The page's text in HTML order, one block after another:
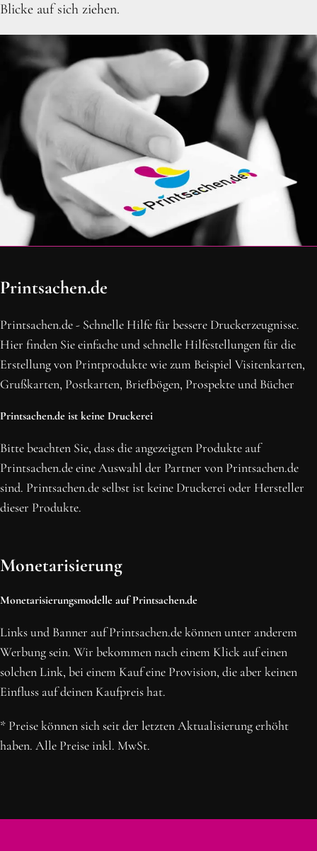
Blicke auf sich ziehen.
OH SCHON AM ENDE ANGEKOMMEN
BLEIBE MIT UNS IN VERBINDUNG!
Erhalte die neusten Beiträge, sichere dir Top-Angebote und
abonniere unseren Newsletter.
NEWSLETTER ABONNIEREN
Printsachen.de
Printsachen.de - Schnelle Hilfe für bessere Druckerzeugnisse.
Hier finden Sie einfache und schnelle Hilfestellungen für die
Erstellung von Printprodukte wie zum Beispiel Visitenkarten,
Grußkarten, Postkarten, Briefbögen, Prospekte und Bücher
Printsachen.de ist keine Druckerei
Bitte beachten Sie, dass die angezeigten Produkte auf
Printsachen.de eine Auswahl der Partner von Printsachen.de
sind. Printsachen.de selbst ist keine Druckerei oder Hersteller
dieser Produkte.
Monetarisierung
Monetarisierungsmodelle auf Printsachen.de
Links und Banner auf Printsachen.de können unter anderem
Werbung sein. Wir bekommen nach einem Klick auf einen
solchen Link, bei einem Kauf eine Provision, die aber keinen
Einfluss auf deinen Kaufpreis hat.
* Preise können sich seit der letzten Aktualisierung erhöht
haben. Alle Preise inkl. MwSt.